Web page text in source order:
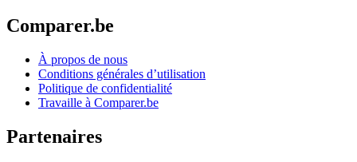
Comparer.be
À propos de nous
Conditions générales d’utilisation
Politique de confidentialité
Travaille à Comparer.be
Partenaires